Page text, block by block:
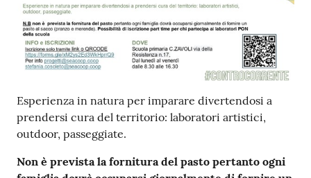
Esperienza in natura per imparare divertendosi a
prendersi cura del territorio: laboratori artistici,
outdoor, passeggiate.
Non è prevista la fornitura del pasto pertanto ogni